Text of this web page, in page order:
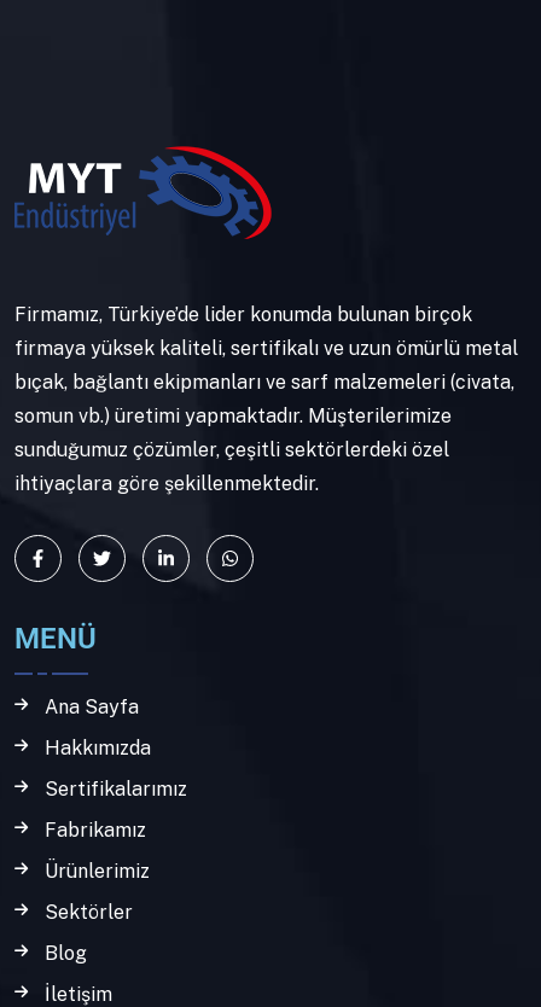
Firmamız, Türkiye’de lider konumda bulunan birçok
firmaya yüksek kaliteli, sertifikalı ve uzun ömürlü metal
bıçak, bağlantı ekipmanları ve sarf malzemeleri (civata,
somun vb.) üretimi yapmaktadır. Müşterilerimize
sunduğumuz çözümler, çeşitli sektörlerdeki özel
ihtiyaçlara göre şekillenmektedir.
MENÜ
Ana Sayfa
Hakkımızda
Sertifikalarımız
Fabrikamız
Ürünlerimiz
Sektörler
Blog
İletişim